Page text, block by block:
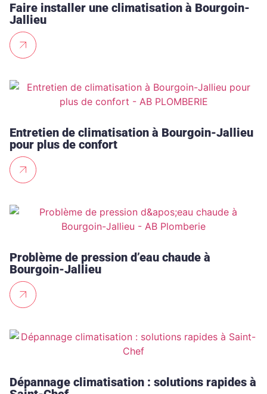
Faire installer une climatisation à Bourgoin-
Jallieu
Entretien de climatisation à Bourgoin-Jallieu
pour plus de confort
Problème de pression d’eau chaude à
Bourgoin-Jallieu
Dépannage climatisation : solutions rapides à